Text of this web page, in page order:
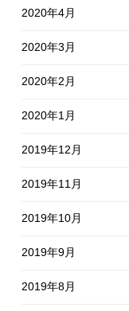
2020年4月
2020年3月
2020年2月
2020年1月
2019年12月
2019年11月
2019年10月
2019年9月
2019年8月